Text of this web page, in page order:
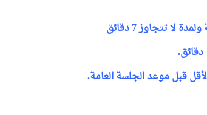
تتجاوز 7 دقائق